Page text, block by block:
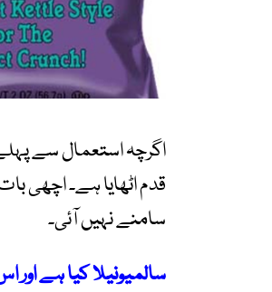
اگرچہ استعمال سے
قدم اٹھایا ہے۔ اچھی
سامنے نہیں آئی۔
سالمیونیلا کیا ہے